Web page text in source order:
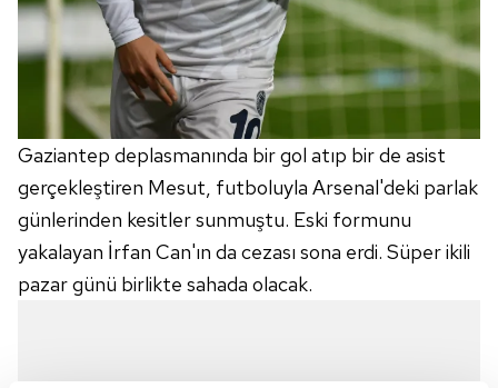
Gaziantep deplasmanında bir gol atıp bir de asist
gerçekleştiren Mesut, futboluyla Arsenal'deki parlak
günlerinden kesitler sunmuştu. Eski formunu
yakalayan İrfan Can'ın da cezası sona erdi. Süper ikili
pazar günü birlikte sahada olacak.